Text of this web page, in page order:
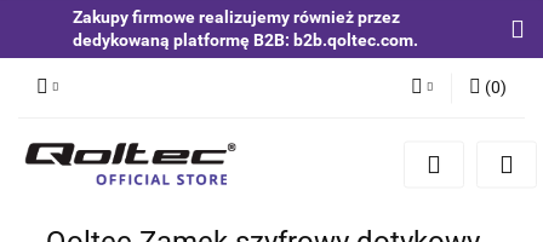
Zakupy firmowe realizujemy również przez
dedykowaną platformę B2B: b2b.qoltec.com.
Zaloguj się
(0)